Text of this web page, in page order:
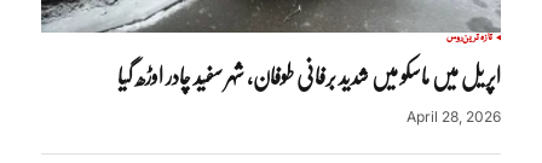
تازہ ترینروس
اپریل میں ماسکو میں شدید برفانی طوفان، شہر سفید چادر اوڑھ گیا
April 28, 2026